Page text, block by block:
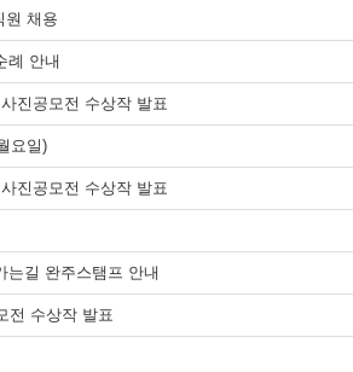
원 채용
례 안내
진공모전 수상작 발표
요일)
진공모전 수상작 발표
는길 완주스탬프 안내
전 수상작 발표